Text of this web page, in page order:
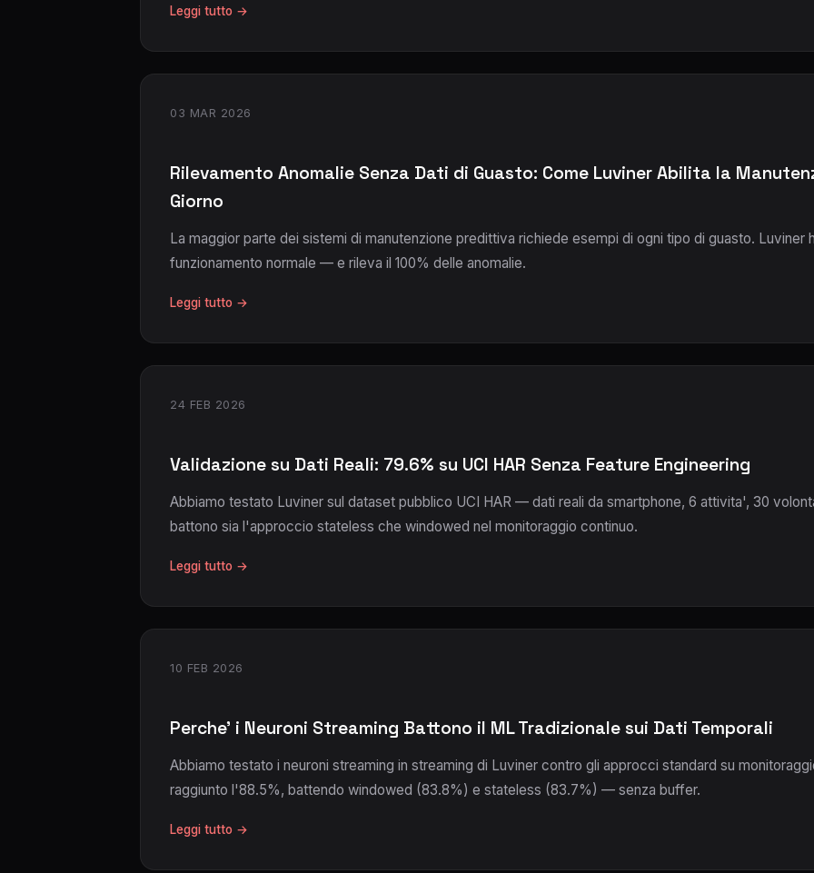
Leggi tutto →
03 MAR 2026
Rilevamento Anomalie Senza Dati di Guasto: Come Luviner Abilita la
Giorno
La maggior parte dei sistemi di manutenzione predittiva richiede esempi di ogni tipo di guasto. Luviner
funzionamento normale — e rileva il 100% delle anomalie.
Leggi tutto →
24 FEB 2026
Validazione su Dati Reali: 79.6% su UCI HAR Senza Feature Engineering
Abbiamo testato Luviner sul dataset pubblico UCI HAR — dati reali da smartphone, 6 attivita', 30
battono sia l'approccio stateless che windowed nel monitoraggio continuo.
Leggi tutto →
10 FEB 2026
Perche' i Neuroni Streaming Battono il ML Tradizionale sui Dati Temporali
Abbiamo testato i neuroni streaming in streaming di Luviner contro gli approcci standard su
raggiunto l'88.5%, battendo windowed (83.8%) e stateless (83.7%) — senza buffer.
Leggi tutto →